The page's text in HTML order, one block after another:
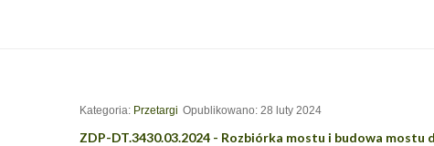
Kategoria: Przetargi Opublikowano: 28 luty 2024
ZDP-DT.3430.03.2024 - Rozbiórka mostu i budowa mostu